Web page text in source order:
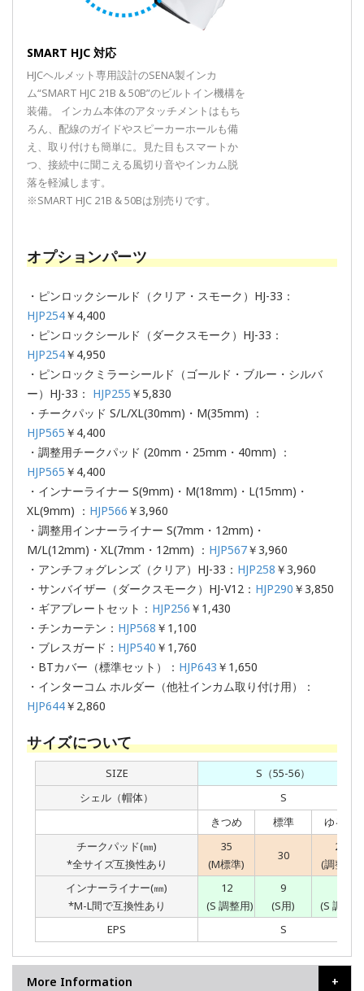
SMART HJC 対応
HJCヘルメット専用設計のSENA製インカ
ム“SMART HJC 21B & 50B”のビルトイン機構を
装備。 インカム本体のアタッチメントはもち
ろん、配線のガイドやスピーカーホールも備
え、取り付けも簡単に。見た目もスマートか
つ、接続中に聞こえる風切り音やインカム脱
落を軽減します。
※SMART HJC 21B & 50Bは別売りです。
オプションパーツ
・ピンロックシールド（クリア・スモーク）HJ-33：
HJP254￥4,400
・ピンロックシールド（ダークスモーク）HJ-33：
HJP254￥4,950
・ピンロックミラーシールド（ゴールド・ブルー・シルバ
ー）HJ-33： HJP255 ￥5,830
・チークパッド S/L/XL(30mm)・M(35mm) ：
HJP565 ￥4,400
・調整用チークパッド (20mm・25mm・40mm) ：
HJP565 ￥4,400
・インナーライナー S(9mm)・M(18mm)・L(15mm)・
XL(9mm) ： HJP566 ￥3,960
・調整用インナーライナー S(7mm・12mm)・
M/L(12mm)・XL(7mm・12mm) ： HJP567￥3,960
・アンチフォグレンズ（クリア）HJ-33： HJP258 ￥3,960
・サンバイザー（ダークスモーク）HJ-V12： HJP290 ￥3,850
・ギアプレートセット： HJP256 ￥1,430
・チンカーテン： HJP568 ￥1,100
・ブレスガード： HJP540 ￥1,760
・BTカバー（標準セット）： HJP643 ￥1,650
・インターコム ホルダー（他社インカム取り付け用）：
HJP644￥2,860
サイズについて
SIZE
S（55-56）
シェル（帽体）
S
きつめ
標準
ゆるめ
チークパッド(㎜)
*全サイズ互換性あり
35
(M標準)
30
25
(調整用)
インナーライナー(㎜)
*M-L間で互換性あり
12
(S 調整用)
9
(S用)
(S 調整
EPS
S
More Information